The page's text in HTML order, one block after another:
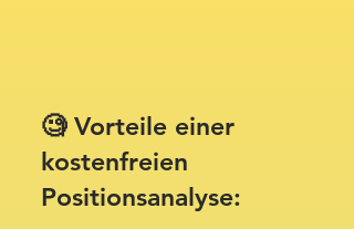
🧐 Vorteile einer
kostenfreien
Positionsanalyse: